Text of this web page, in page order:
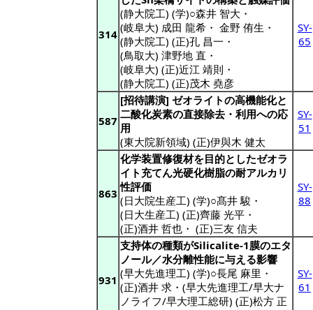
314
(静大院工) (学)○森井 智大 ・
(岐阜大) 成田 龍希 ・ 金野 侑生 ・
(静大院工) (正)孔 昌一 ・
(鳥取大) 津野地 直 ・
(岐阜大) (正)近江 靖則 ・
(静大院工) (正)茂木 堯彦
SY-
65
587
[招待講演] ゼオライトの高機能化と
二酸化炭素の直接除去・利用への応
用
(東大院新領域) (正)伊與木 健太
SY-
51
863
化学装置修復材を目的としたゼオラ
イト充てん光硬化樹脂の耐アルカリ
性評価
(日大院生産工) (学)○髙井 駿 ・
(日大生産工) (正)齊藤 光平 ・
(正)酒井 哲也 ・ (正)三友 信夫
SY-
88
931
支持体の種類がSilicalite-1膜のエタ
ノール／水分離性能に与える影響
(早大先進理工) (学)○長尾 麻里 ・
(正)酒井 求 ・(早大先進理工/早大ナ
ノライフ/早大理工総研) (正)松方 正
SY-
61